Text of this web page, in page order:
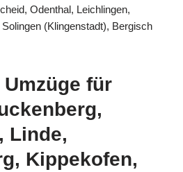
Odenthal, Leichlingen,
(Klingenstadt), Bergisch
für
Linde,
Kippekofen,